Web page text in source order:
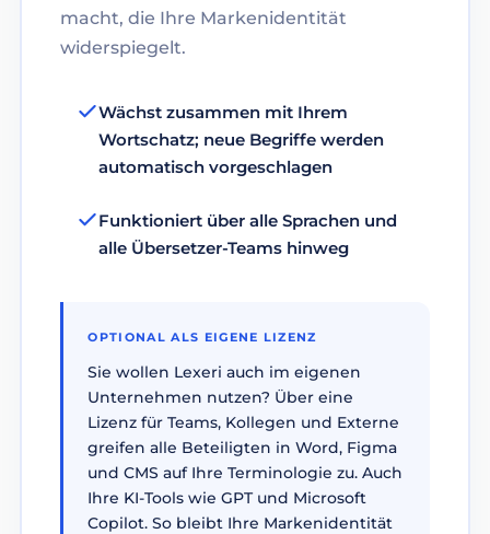
macht, die Ihre Markenidentität
widerspiegelt.
Wächst zusammen mit Ihrem
Wortschatz; neue Begriffe werden
automatisch vorgeschlagen
Funktioniert über alle Sprachen und
alle Übersetzer-Teams hinweg
OPTIONAL ALS EIGENE LIZENZ
Sie wollen Lexeri auch im eigenen
Unternehmen nutzen? Über eine
Lizenz für Teams, Kollegen und Externe
greifen alle Beteiligten in Word, Figma
und CMS auf Ihre Terminologie zu. Auch
Ihre KI-Tools wie GPT und Microsoft
Copilot. So bleibt Ihre Markenidentität